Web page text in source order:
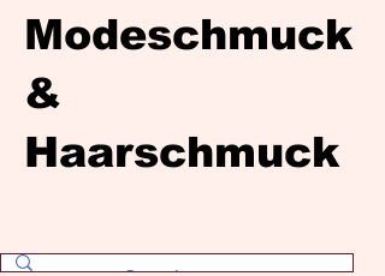
Modeschmuck
&
Haarschmuck